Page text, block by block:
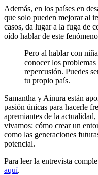
Además, en los países en
que solo pueden mejorar al
casos, da lugar a la fuga de
oído hablar de este
Pero al hablar con
conocer los
repercusión. Puedes
tu propio país.
Samantha y Ainura están
pasión únicas para hacerle
apremiantes de la
vivamos: cómo crear un
como las generaciones
potencial.
Para leer la entrevista
aquí.